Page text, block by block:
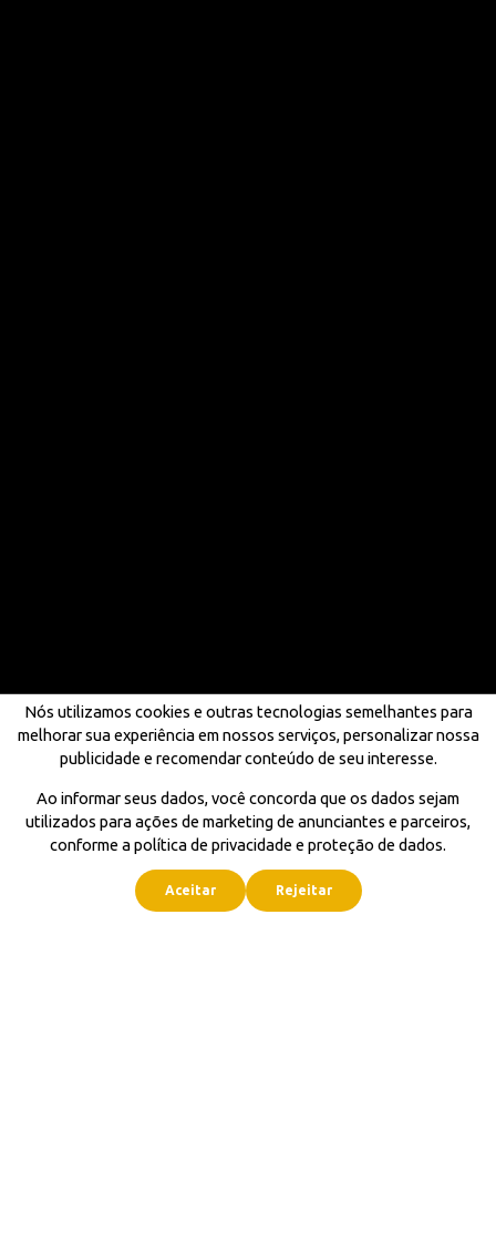
Nós utilizamos cookies e outras tecnologias semelhantes para
melhorar sua experiência em nossos serviços, personalizar nossa
publicidade e recomendar conteúdo de seu interesse.
Ao informar seus dados, você concorda que os dados sejam
utilizados para ações de marketing de anunciantes e parceiros,
conforme a política de privacidade e proteção de dados.
Aceitar Rejeitar